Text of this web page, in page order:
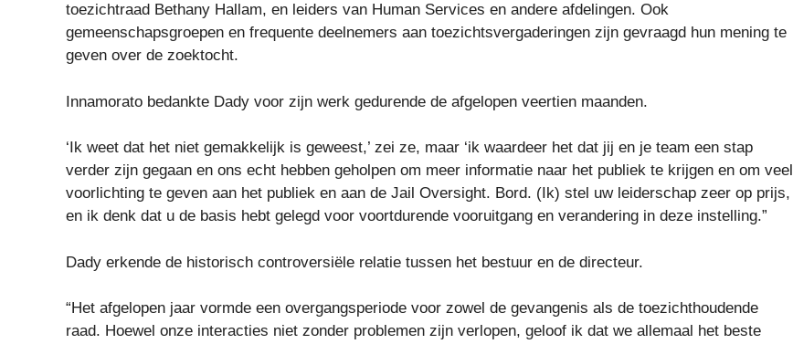
toezichtraad Bethany Hallam, en leiders van Human Services en andere afdelingen. Ook
gemeenschapsgroepen en frequente deelnemers aan toezichtsvergaderingen zijn gevraagd hun mening te
geven over de zoektocht.
Innamorato bedankte Dady voor zijn werk gedurende de afgelopen veertien maanden.
‘Ik weet dat het niet gemakkelijk is geweest,’ zei ze, maar ‘ik waardeer het dat jij en je team een ​​stap
verder zijn gegaan en ons echt hebben geholpen om meer informatie naar het publiek te krijgen en om veel
voorlichting te geven aan het publiek en aan de Jail Oversight. Bord. (Ik) stel uw leiderschap zeer op prijs,
en ik denk dat u de basis hebt gelegd voor voortdurende vooruitgang en verandering in deze instelling.”
Dady erkende de historisch controversiële relatie tussen het bestuur en de directeur.
“Het afgelopen jaar vormde een overgangsperiode voor zowel de gevangenis als de toezichthoudende
raad. Hoewel onze interacties niet zonder problemen zijn verlopen, geloof ik dat we allemaal het beste